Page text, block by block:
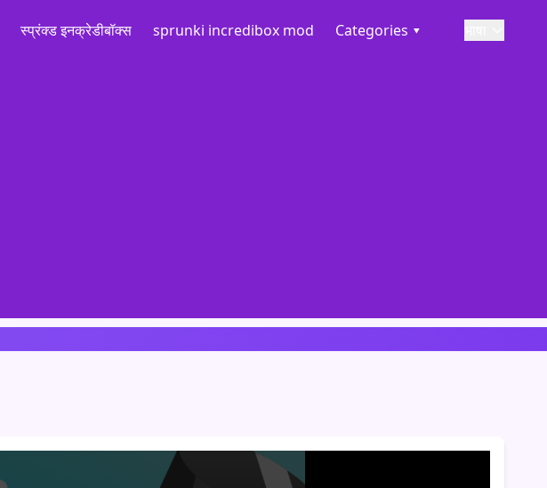
स्प्रंक्ड इनक्रेडीबॉक्स sprunki incredibox mod Categories ▾